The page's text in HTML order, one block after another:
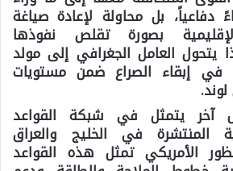
دفاعياً، بل محاولة لإعادة صياغة
بصورة تقلص نفوذها
يتحول العامل الجغرافي إلى مولد
في إبقاء الصراع ضمن مستويات
آخريتمثل في شبكة القواعد
المنتشرة في الخليج والعراق
الأمريكي تمثل هذه القواعد